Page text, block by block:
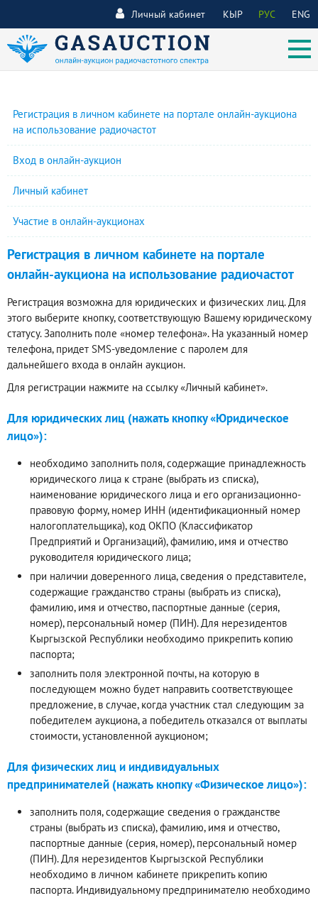
КЫР РУС ENG
Личный кабинет
Регистрация в личном кабинете на портале онлайн-аукциона
на использование радиочастот
Вход в онлайн-аукцион
Личный кабинет
Участие в онлайн-аукционах
Регистрация в личном кабинете на портале
онлайн-аукциона на использование радиочастот
Регистрация возможна для юридических и физических лиц. Для
этого выберите кнопку, соответствующую Вашему юридическому
статусу. Заполнить поле «номер телефона». На указанный номер
телефона, придет SMS-уведомление с паролем для
дальнейшего входа в онлайн аукцион.
Для регистрации нажмите на ссылку «Личный кабинет».
Для юридических лиц (нажать кнопку «Юридическое
лицо»):
необходимо заполнить поля, содержащие принадлежность
юридического лица к стране (выбрать из списка),
наименование юридического лица и его организационно-
правовую форму, номер ИНН (идентификационный номер
налогоплательщика), код ОКПО (Классификатор
Предприятий и Организаций), фамилию, имя и отчество
руководителя юридического лица;
при наличии доверенного лица, сведения о представителе,
содержащие гражданство страны (выбрать из списка),
фамилию, имя и отчество, паспортные данные (серия,
номер), персональный номер (ПИН). Для нерезидентов
Кыргызской Республики необходимо прикрепить копию
паспорта;
заполнить поля электронной почты, на которую в
последующем можно будет направить соответствующее
предложение, в случае, когда участник стал следующим за
победителем аукциона, а победитель отказался от выплаты
стоимости, установленной аукционом;
Для физических лиц и индивидуальных
предпринимателей (нажать кнопку «Физическое лицо»):
заполнить поля, содержащие сведения о гражданстве
страны (выбрать из списка), фамилию, имя и отчество,
паспортные данные (серия, номер), персональный номер
(ПИН). Для нерезидентов Кыргызской Республики
необходимо в личном кабинете прикрепить копию
паспорта. Индивидуальному предпринимателю необходимо